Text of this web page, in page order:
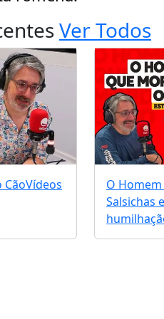
Ver Todos
Vídeos
O
Salsichas